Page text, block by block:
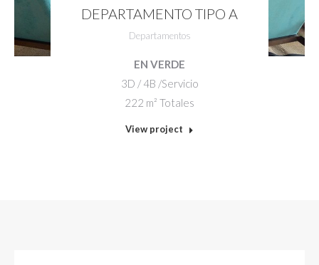
DEPARTAMENTO TIPO A
Departamentos
EN VERDE
3D / 4B /Servicio
222 m² Totales
View project